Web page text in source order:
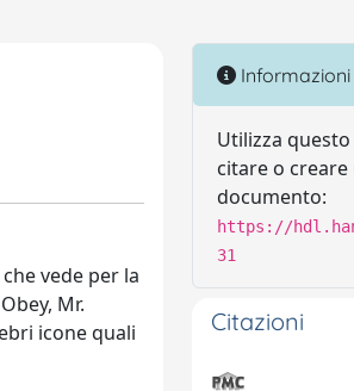
vede per la
Mr.
icone quali
Informazioni
Utilizza
citare o
documento:
https://
31
Citazioni